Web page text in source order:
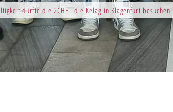
durfte die 2CHEL die Kelag in Klagenfurt besuchen.